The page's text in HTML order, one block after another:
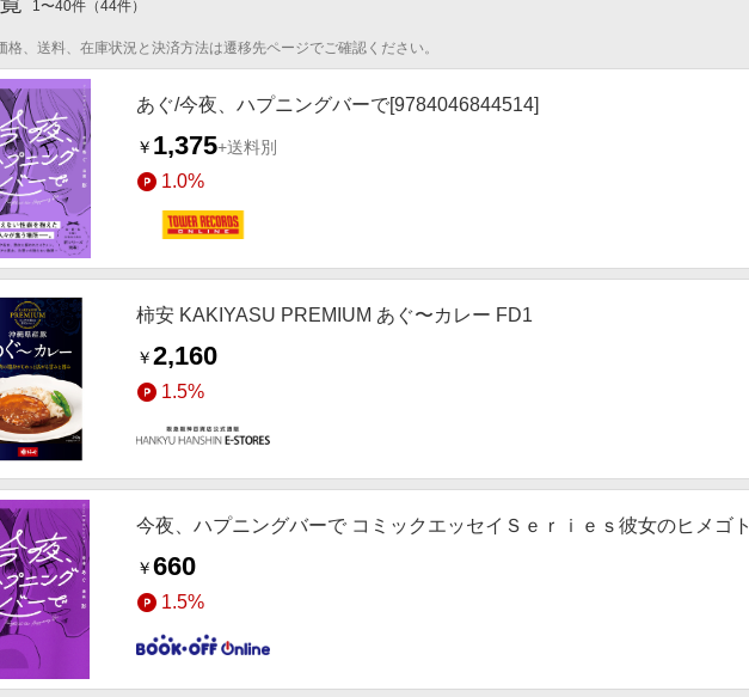
1〜40件 （44件）
格、送料、在庫状況と決済方法は遷移先ページでご確認ください。
あぐ/今夜、ハプニングバーで[9784046844514]
￥ 1,375+送料別
1.0%
柿安 KAKIYASU PREMIUM あぐ〜カレー FD1
￥2,160
1.5%
今夜、ハプニングバーで コミックエッセイＳｅｒｉｅｓ彼女のヒメゴト
￥660
1.5%